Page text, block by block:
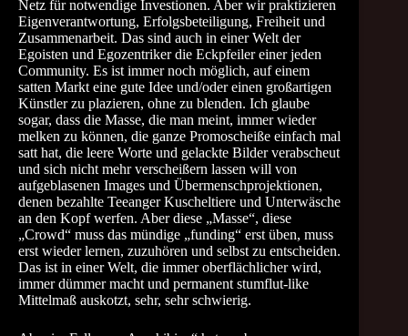
Netz für notwendige Investionen. Aber wir praktizieren
Eigenverantwortung, Erfolgsbeteiligung, Freiheit und
Zusammenarbeit. Das sind auch in einer Welt der
Egoisten und Egozentriker die Eckpfeiler einer jeden
Community. Es ist immer noch möglich, auf einem
satten Markt eine gute Idee und/oder einen großartigen
Künstler zu plazieren, ohne zu blenden. Ich glaube
sogar, dass die Masse, die man meint, immer wieder
melken zu können, die ganze Promoscheiße einfach mal
satt hat, die leere Worte und gelackte Bilder verabscheut
und sich nicht mehr verscheißern lassen will von
aufgeblasenen Images und Übermenschprojektionen,
denen bezahlte Teeanger Kuscheltiere und Unterwäsche
an den Kopf werfen. Aber diese „Masse“, diese
„Crowd“ muss das mündige „funding“ erst üben, muss
erst wieder lernen, zuzuhören und selbst zu entscheiden.
Das ist in einer Welt, die immer oberflächlicher wird,
immer dümmer macht und permanent stumflut-like
Mittelmaß auskotzt, sehr, sehr schwierig.